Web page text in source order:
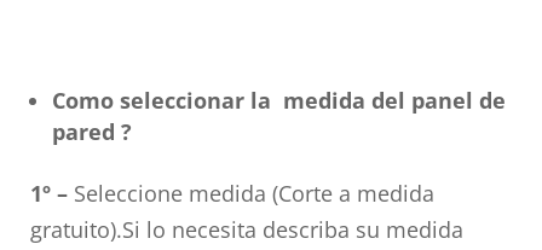
Como seleccionar la medida del panel de
pared ?
1º –Seleccione medida (Corte a medida
gratuito).Si lo necesita describa su medida